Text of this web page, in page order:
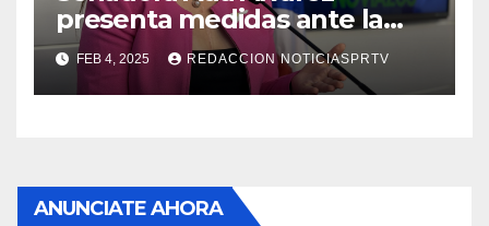
presenta medidas ante la
violencia en el noviazgo
FEB 4, 2025 REDACCION NOTICIASPRTV
ANUNCIATE AHORA